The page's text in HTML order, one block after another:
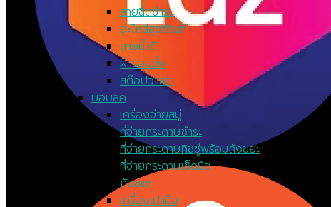
สายฉีดขำระ
อะไหล่สุขภัณฑ์
สายน้ำดี
ฝารองนั่ง
สต๊อปวาล์ว
บอบลิค
เครื่องจ่ายสบู่
ที่จ่ายกระดาษชำระ
ที่จ่ายกระดาษทิชชู่พร้อมถังขยะ
ที่จ่ายกระดาษเช็ดมือ
ถังขยะ
เครื่องเป่ามือ